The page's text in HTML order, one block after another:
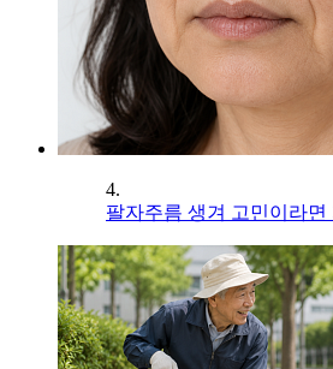
4.
팔자주름 생겨 고민이라면